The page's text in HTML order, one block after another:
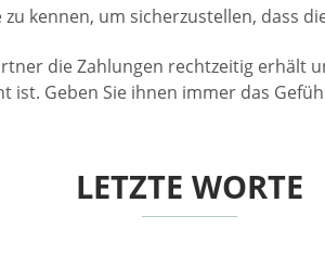
kennen, um sicherzustellen, dass
die Zahlungen rechtzeitig erhält
Geben Sie ihnen immer das
LETZTE WORTE